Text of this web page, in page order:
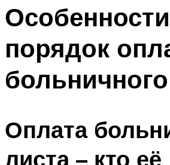
порядок
Оплата
листа – кто её